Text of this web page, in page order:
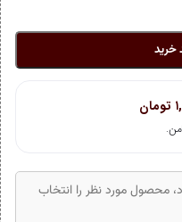
خرید
تومان
محصول مورد نظر را انتخاب